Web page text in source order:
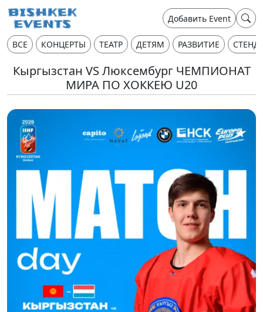
Добавить Event
ВСЕ КОНЦЕРТЫ ТЕАТР ДЕТЯМ РАЗВИТИЕ
Кыргызстан VS Люксембург ЧЕМПИОНАТ
МИРА ПО ХОККЕЮ U20